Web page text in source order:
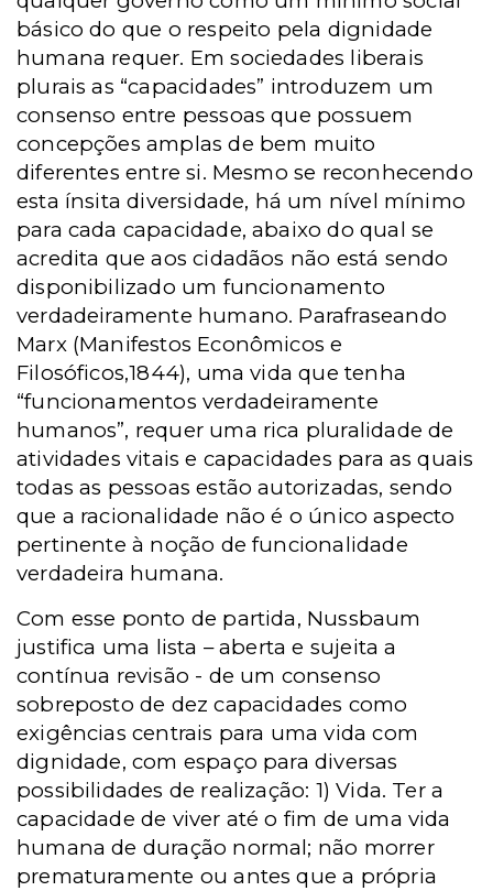
básico do que o respeito pela dignidade
humana requer. Em sociedades liberais
plurais as “capacidades” introduzem um
consenso entre pessoas que possuem
concepções amplas de bem muito
diferentes entre si. Mesmo se reconhecendo
esta ínsita diversidade, há um nível mínimo
para cada capacidade, abaixo do qual se
acredita que aos cidadãos não está sendo
disponibilizado um funcionamento
verdadeiramente humano. Parafraseando
Marx (Manifestos Econômicos e
Filosóficos,1844), uma vida que tenha
“funcionamentos verdadeiramente
humanos”, requer uma rica pluralidade de
atividades vitais e capacidades para as quais
todas as pessoas estão autorizadas, sendo
que a racionalidade não é o único aspecto
pertinente à noção de funcionalidade
verdadeira humana.
Com esse ponto de partida, Nussbaum
justifica uma lista – aberta e sujeita a
contínua revisão - de um consenso
sobreposto de dez capacidades como
exigências centrais para uma vida com
dignidade, com espaço para diversas
possibilidades de realização: 1) Vida. Ter a
capacidade de viver até o fim de uma vida
humana de duração normal; não morrer
prematuramente ou antes que a própria